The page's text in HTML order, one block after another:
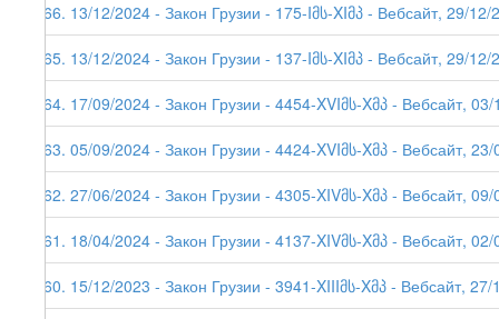
266. 13/12/2024 - Закон Грузии - 175-Iმს-XIმპ - Вебсайт, 29/12/
265. 13/12/2024 - Закон Грузии - 137-Iმს-XIმპ - Вебсайт, 29/12/
264. 17/09/2024 - Закон Грузии - 4454-XVIმს-Xმპ - Вебсайт,
263. 05/09/2024 - Закон Грузии - 4424-XVIმს-Xმპ - Вебсайт,
262. 27/06/2024 - Закон Грузии - 4305-XIVმს-Xმპ - Вебсайт,
261. 18/04/2024 - Закон Грузии - 4137-XIVმს-Xმპ - Вебсайт,
260. 15/12/2023 - Закон Грузии - 3941-XIIIმს-Xმპ - Вебсайт,